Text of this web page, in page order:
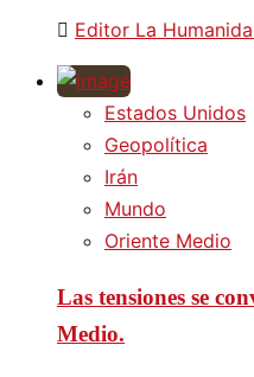
Editor La
Estados Unidos
Geopolítica
Irán
Mundo
Oriente Medio
Las tensiones se
Medio.